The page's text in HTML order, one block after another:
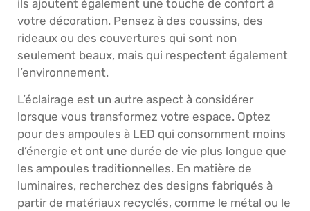
ils ajoutent également une touche de confort à
votre décoration. Pensez à des coussins, des
rideaux ou des couvertures qui sont non
seulement beaux, mais qui respectent également
l’environnement.
L’éclairage est un autre aspect à considérer
lorsque vous transformez votre espace. Optez
pour des ampoules à LED qui consomment moins
d’énergie et ont une durée de vie plus longue que
les ampoules traditionnelles. En matière de
luminaires, recherchez des designs fabriqués à
partir de matériaux recyclés, comme le métal ou le